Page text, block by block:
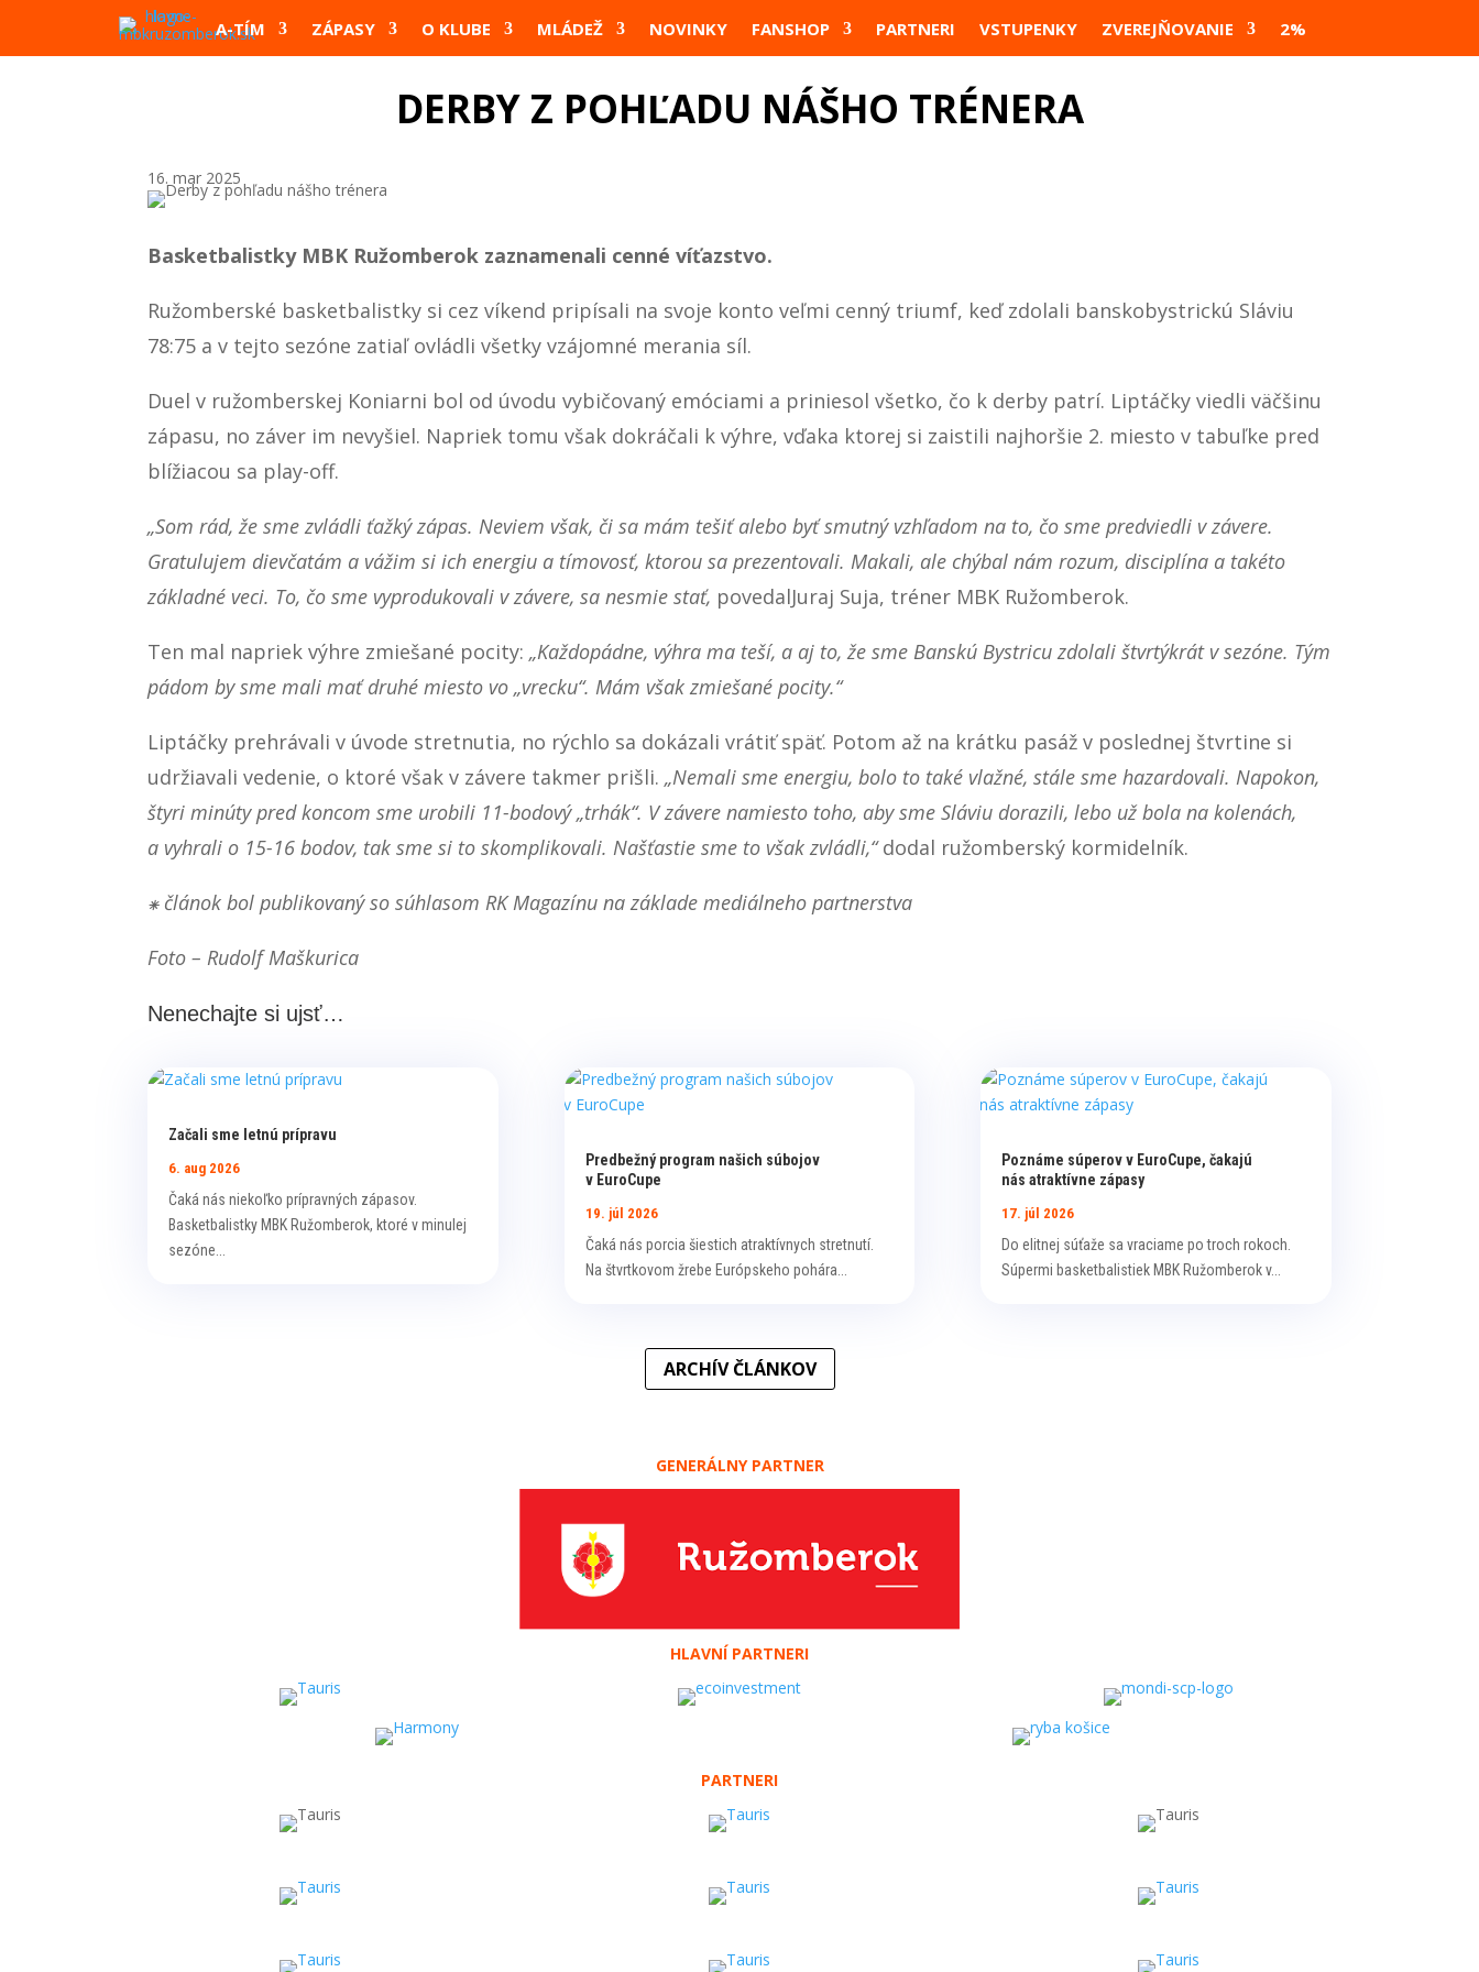
A-TÍM ZÁPASY O KLUBE MLÁDEŽ NOVINKY FANSHOP PARTNERI VSTUPENKY ZVEREJŇOVANIE 2%
DERBY Z POHĽADU NÁŠHO TRÉNERA
16. mar 2025
Basketbalistky MBK Ružomberok zaznamenali cenné víťazstvo.
Ružomberské basketbalistky si cez víkend pripísali na svoje konto veľmi cenný triumf, keď zdolali banskobystrickú Sláviu
78:75 a v tejto sezóne zatiaľ ovládli všetky vzájomné merania síl.
Duel v ružomberskej Koniarni bol od úvodu vybičovaný emóciami a priniesol všetko, čo k derby patrí. Liptáčky viedli väčšinu
zápasu, no záver im nevyšiel. Napriek tomu však dokráčali k výhre, vďaka ktorej si zaistili najhoršie 2. miesto v tabuľke pred
blížiacou sa play-off.
„Som rád, že sme zvládli ťažký zápas. Neviem však, či sa mám tešiť alebo byť smutný vzhľadom na to, čo sme predviedli v závere.
Gratulujem dievčatám a vážim si ich energiu a tímovosť, ktorou sa prezentovali. Makali, ale chýbal nám rozum, disciplína a takéto
základné veci. To, čo sme vyprodukovali v závere, sa nesmie stať, povedalJuraj Suja, tréner MBK Ružomberok.
Ten mal napriek výhre zmiešané pocity:„Každopádne, výhra ma teší, a aj to, že sme Banskú Bystricu zdolali štvrtýkrát v sezóne. Tým
pádom by sme mali mať druhé miesto vo „vrecku“. Mám však zmiešané pocity.“
Liptáčky prehrávali v úvode stretnutia, no rýchlo sa dokázali vrátiť späť. Potom až na krátku pasáž v poslednej štvrtine si
udržiavali vedenie, o ktoré však v závere takmer prišli.„Nemali sme energiu, bolo to také vlažné, stále sme hazardovali. Napokon,
štyri minúty pred koncom sme urobili 11-bodový „trhák“. V závere namiesto toho, aby sme Sláviu dorazili, lebo už bola na kolenách,
a vyhrali o 15-16 bodov, tak sme si to skomplikovali. Našťastie sme to však zvládli,“dodal ružomberský kormidelník.
⁕ článok bol publikovaný so súhlasom RK Magazínu na základe mediálneho partnerstva
Foto – Rudolf Maškurica
Nenechajte si ujsť…
Začali sme letnú prípravu
6. aug 2026
Čaká nás niekoľko prípravných zápasov.
Basketbalistky MBK Ružomberok, ktoré v minulej
sezóne...
Predbežný program našich súbojov
v EuroCupe
19. júl 2026
Čaká nás porcia šiestich atraktívnych stretnutí.
Na štvrtkovom žrebe Európskeho pohára...
Poznáme súperov v EuroCupe, čakajú
nás atraktívne zápasy
17. júl 2026
Do elitnej súťaže sa vraciame po troch rokoch.
Súpermi basketbalistiek MBK Ružomberok v...
ARCHÍV ČLÁNKOV
GENERÁLNY PARTNER
HLAVNÍ PARTNERI
PARTNERI